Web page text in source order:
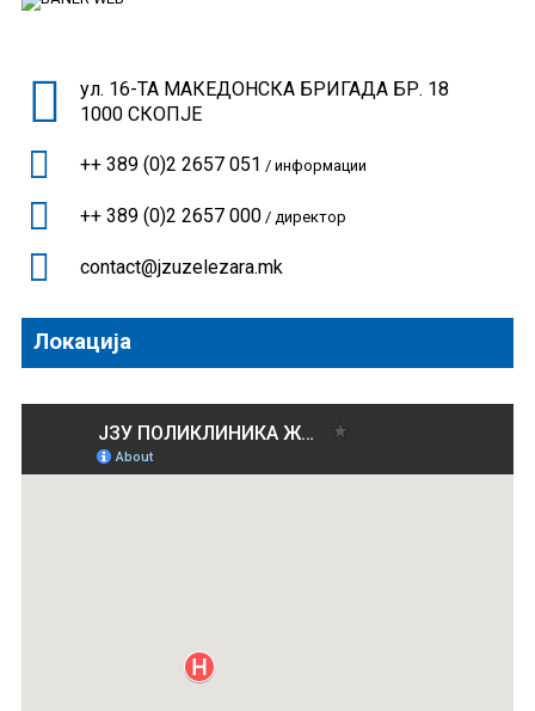
ул. 16-ТА МАКЕДОНСКА БРИГАДА БР. 18
1000 СКОПЈЕ
++ 389 (0)2 2657 051 / информации
++ 389 (0)2 2657 000/ директор
contact@jzuzelezara.mk
Локација